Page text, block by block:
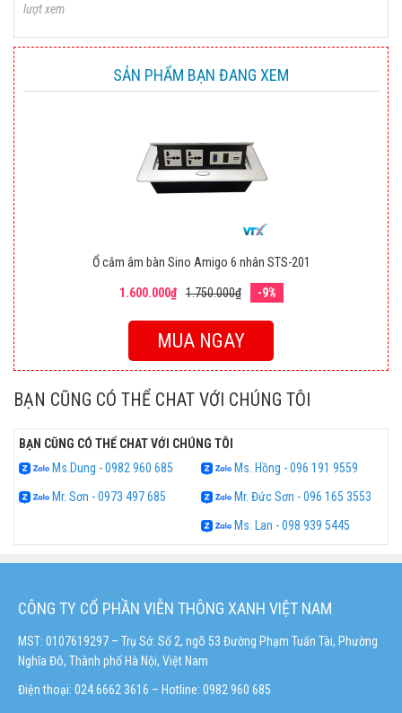
lượt xem
SẢN PHẨM BẠN ĐANG XEM
Ổ cắm âm bàn Sino Amigo 6 nhân STS-201
1.600.000₫ 1.750.000₫ -9%
MUA NGAY
BẠN CŨNG CÓ THỂ CHAT VỚI CHÚNG TÔI
BẠN CŨNG CÓ THỂ CHAT VỚI CHÚNG TÔI
Ms.Dung - 0982 960 685
Ms. Hồng - 096 191 9559
Mr. Sơn - 0973 497 685
Mr. Đức Sơn - 096 165 3553
Ms. Lan - 098 939 5445
CÔNG TY CỔ PHẦN VIỄN THÔNG XANH VIỆT NAM
MST: 0107619297 – Trụ Sở: Số 2, ngõ 53 Đường Phạm Tuấn Tài, Phường
Nghĩa Đô, Thành phố Hà Nội, Việt Nam
Điện thoại: 024.6662 3616 – Hotline: 0982 960 685